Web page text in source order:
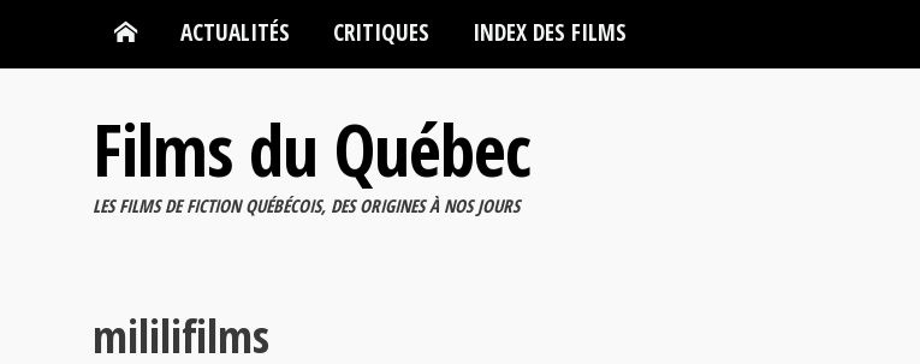
ACTUALITÉS CRITIQUES INDEX DES FILMS
Films du Québec
LES FILMS DE FICTION QUÉBÉCOIS, DES ORIGINES À NOS JOURS
mililifilms